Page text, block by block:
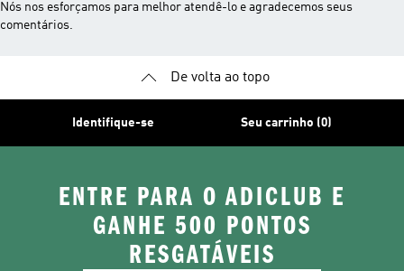
Nós nos esforçamos para melhor atendê-lo e agradecemos seus
comentários.
De volta ao topo
Identifique-se Seu carrinho (0)
ENTRE PARA O ADICLUB E
GANHE 500 PONTOS
RESGATÁVEIS